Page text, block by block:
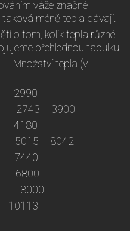
váže značné
méně tepla dávají.
o tom, kolik tepla různé
přehlednou tabulku:
tepla (v
– 3900
– 8042